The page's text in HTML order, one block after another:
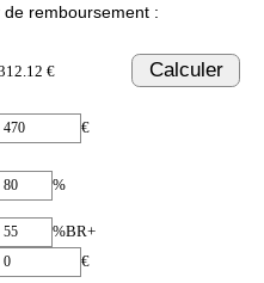
remboursement :
€ Calculer
€
%
%BR+
€